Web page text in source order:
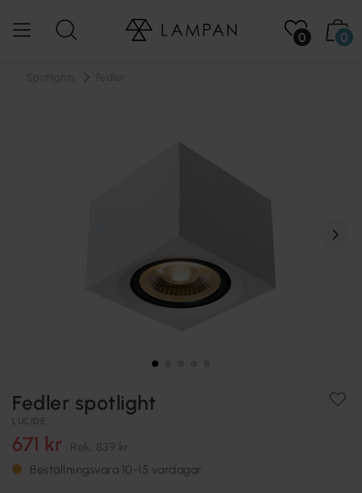
0 0
Fedler spotlight
LUCIDE
671 kr Rek. 839 kr
Beställningsvara 10-15 vardagar